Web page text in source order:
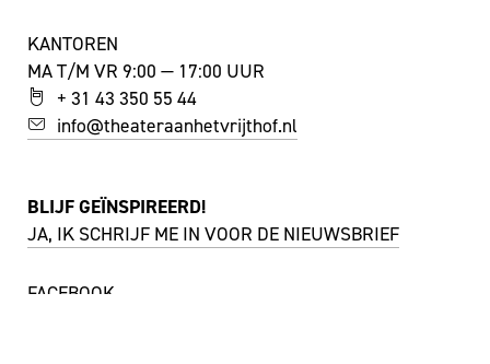
KANTOREN
MA T/M VR 9:00 — 17:00 UUR
+ 31 43 350 55 44
info@theateraanhetvrijthof.nl
BLIJF GEÏNSPIREERD!
JA, IK SCHRIJF ME IN VOOR DE NIEUWSBRIEF
FACEBOOK